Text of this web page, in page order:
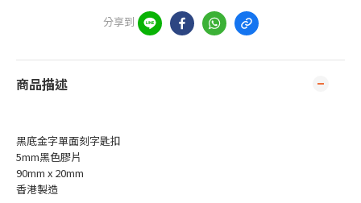
分享到
商品描述
黑底金字單面刻字匙扣
5mm黑色膠片
90mm x 20mm
香港製造